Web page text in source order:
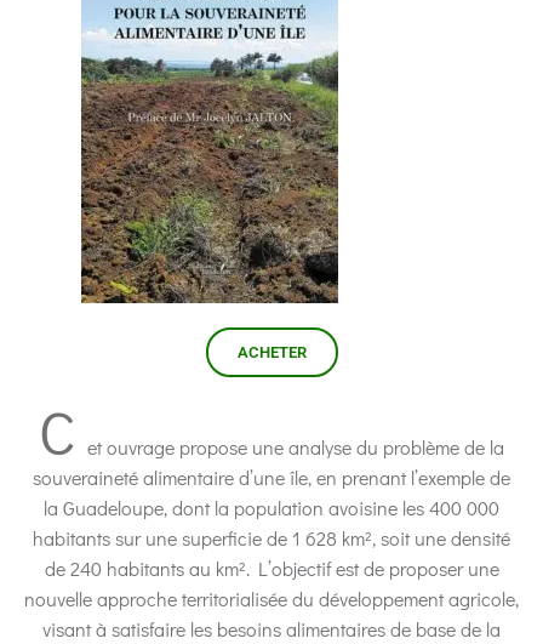
ACHETER
C et ouvrage propose une analyse du problème de la
souveraineté alimentaire d’une île, en prenant l’exemple de
la Guadeloupe, dont la population avoisine les 400 000
habitants sur une superficie de 1 628 km², soit une densité
de 240 habitants au km². L’objectif est de proposer une
nouvelle approche territorialisée du développement agricole,
visant à satisfaire les besoins alimentaires de base de la